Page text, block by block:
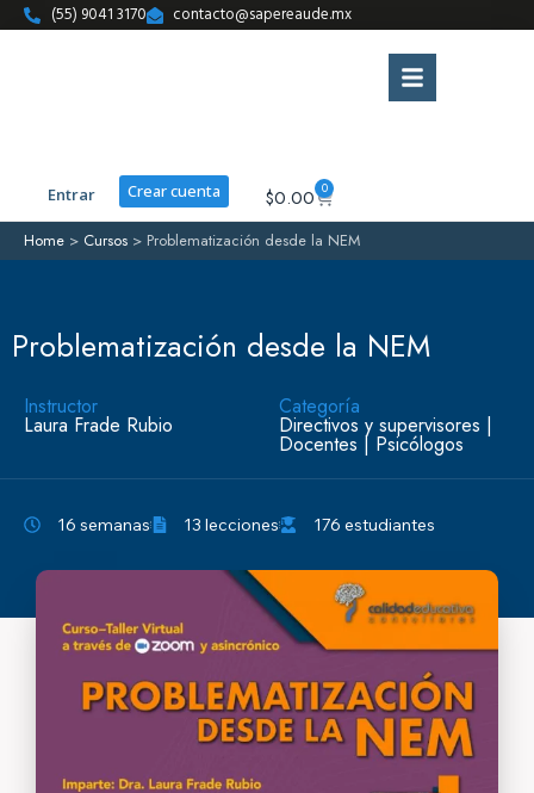
(55) 9041 3170 contacto@sapereaude.mx
Entrar Crear cuenta $0.00 0
Home > Cursos > Problematización desde la NEM
Problematización desde la NEM
Instructor
Laura Frade Rubio
Categoría
Directivos y supervisores |
Docentes | Psicólogos
16 semanas 13 lecciones 176 estudiantes